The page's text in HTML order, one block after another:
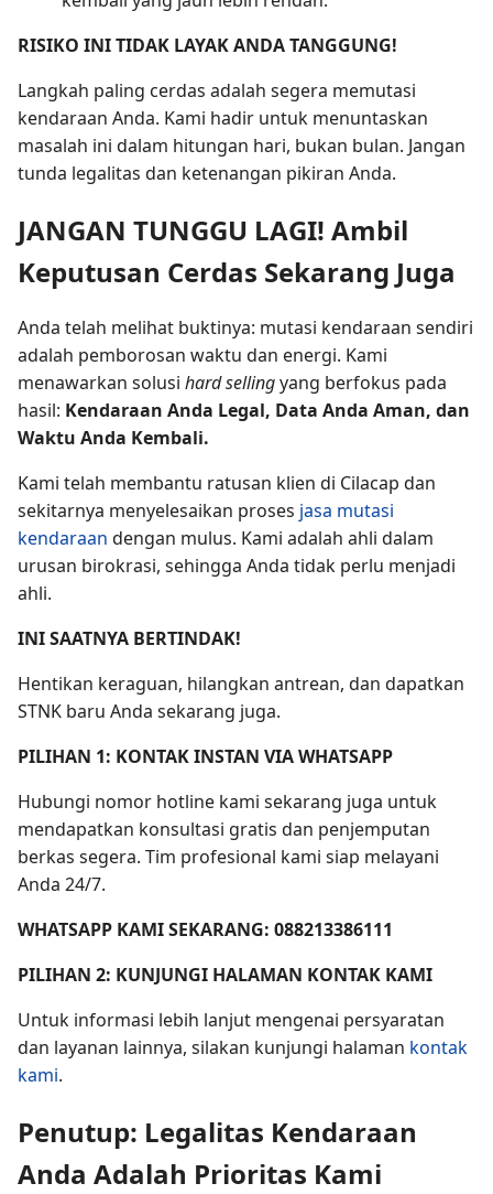
RISIKO INI TIDAK LAYAK ANDA TANGGUNG!
Langkah paling cerdas adalah segera memutasi
kendaraan Anda. Kami hadir untuk menuntaskan
masalah ini dalam hitungan hari, bukan bulan. Jangan
tunda legalitas dan ketenangan pikiran Anda.
JANGAN TUNGGU LAGI! Ambil
Keputusan Cerdas Sekarang Juga
Anda telah melihat buktinya: mutasi kendaraan sendiri
adalah pemborosan waktu dan energi. Kami
menawarkan solusi hard sellingyang berfokus pada
hasil: Kendaraan Anda Legal, Data Anda Aman, dan
Waktu Anda Kembali.
Kami telah membantu ratusan klien di Cilacap dan
sekitarnya menyelesaikan proses jasa mutasi
kendaraan dengan mulus. Kami adalah ahli dalam
urusan birokrasi, sehingga Anda tidak perlu menjadi
ahli.
INI SAATNYA BERTINDAK!
Hentikan keraguan, hilangkan antrean, dan dapatkan
STNK baru Anda sekarang juga.
PILIHAN 1: KONTAK INSTAN VIA WHATSAPP
Hubungi nomor hotline kami sekarang juga untuk
mendapatkan konsultasi gratis dan penjemputan
berkas segera. Tim profesional kami siap melayani
Anda 24/7.
WHATSAPP KAMI SEKARANG: 088213386111
PILIHAN 2: KUNJUNGI HALAMAN KONTAK KAMI
Untuk informasi lebih lanjut mengenai persyaratan
dan layanan lainnya, silakan kunjungi halaman kontak
kami.
Penutup: Legalitas Kendaraan
Anda Adalah Prioritas Kami